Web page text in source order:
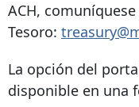
ACH,
Tesoro:
La opción del
disponible en una